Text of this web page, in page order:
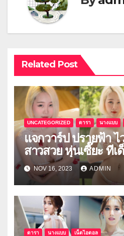
Related Post
UNCATEGORIZED ดารา นางแบบ
แจกวาร์ป ปรายฟ้า
สาวสวย หุ่นเซี๊ยะ ทีเ
NOV 16, 2023 ADMIN
ดารา นางแบบ เน็ตไอดอล